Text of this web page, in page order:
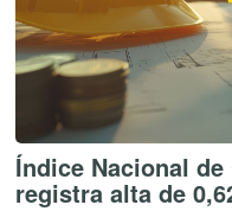
Índice Nacional
registra alta de